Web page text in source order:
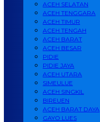
ACEH SELATAN
ACEH TENGGARA
ACEH TIMUR
ACEH TENGAH
ACEH BARAT
ACEH BESAR
PIDIE
PIDIE JAYA
ACEH UTARA
SIMEULUE
ACEH SINGKIL
BIREUEN
ACEH BARAT DAYA
GAYO LUES